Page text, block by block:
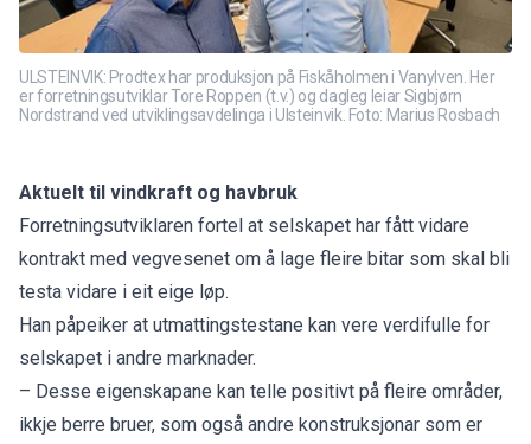
ULSTEINVIK: Prodtex har produksjon på Fiskåholmen i Vanylven. Her
er forretningsutviklar Tore Roppen (t.v.) og dagleg leiar Sigbjørn
Nordstrand ved utviklingsavdelinga i Ulsteinvik. Foto: Marius Rosbach
Aktuelt til vindkraft og havbruk
Forretningsutviklaren fortel at selskapet har fått vidare
kontrakt med vegvesenet om å lage fleire bitar som skal bli
testa vidare i eit eige løp.
Han påpeiker at utmattingstestane kan vere verdifulle for
selskapet i andre marknader.
– Desse eigenskapane kan telle positivt på fleire områder,
ikkje berre bruer, som også andre konstruksjonar som er